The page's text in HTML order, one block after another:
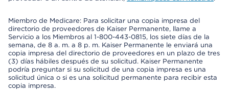
Miembro de Medicare: Para solicitar una copia impresa del
directorio de proveedores de Kaiser Permanente, llame a
Servicio a los Miembros al 1-800-443-0815, los siete días de la
semana, de 8 a. m. a 8 p. m. Kaiser Permanente le enviará una
copia impresa del directorio de proveedores en un plazo de tres
(3) días hábiles después de su solicitud. Kaiser Permanente
podría preguntar si su solicitud de una copia impresa es una
solicitud única o si es una solicitud permanente para recibir esta
copia impresa.